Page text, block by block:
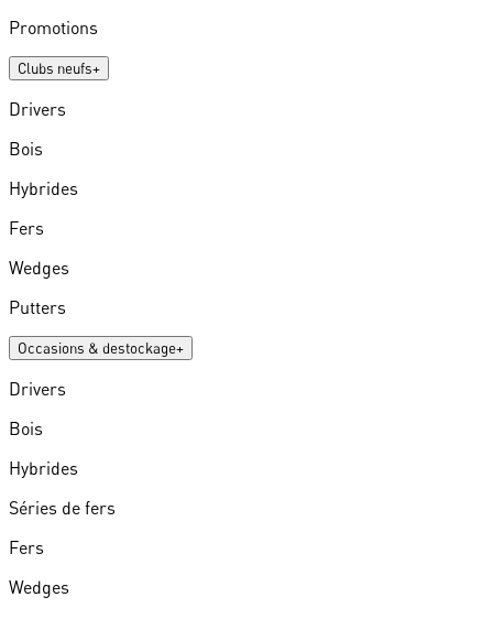
Promotions
Clubs neufs+
Drivers
Bois
Hybrides
Fers
Wedges
Putters
Occasions & destockage+
Drivers
Bois
Hybrides
Séries de fers
Fers
Wedges